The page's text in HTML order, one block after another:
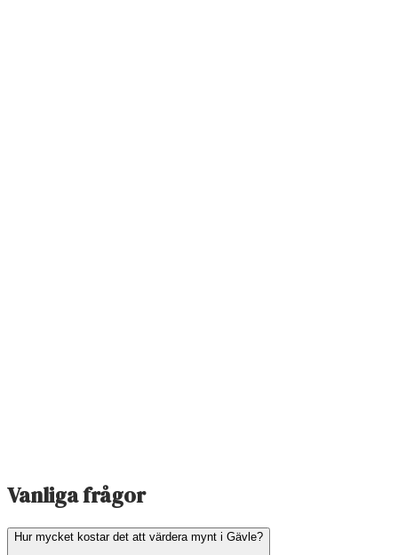
Vanliga frågor
Hur mycket kostar det att värdera mynt i Gävle?